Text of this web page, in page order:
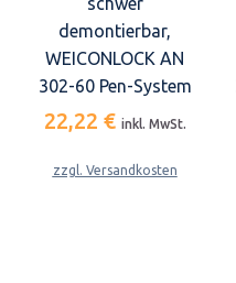
demontierbar,
WEICONLOCK AN
302-60 Pen-System
22,22 € inkl. MwSt.
zzgl. Versandkosten